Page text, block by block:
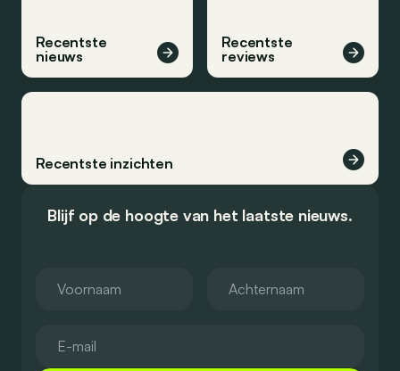
Recentste
nieuws
Recentste
reviews
Recentste inzichten
Blijf op de hoogte van het laatste nieuws.